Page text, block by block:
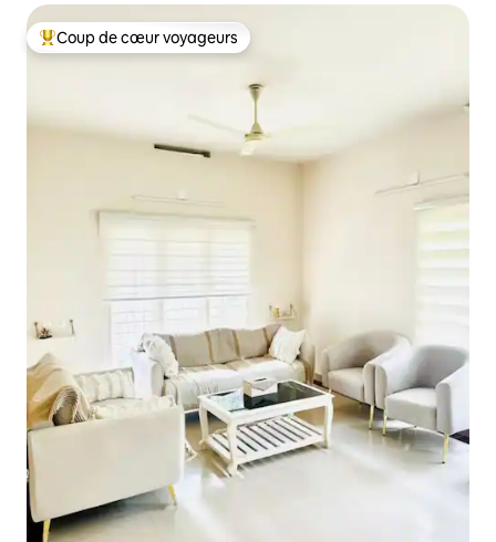
Coup de cœur voyageurs parmi les plus aimés
Coup de cœur voyageurs